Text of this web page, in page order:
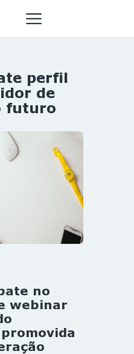
perfil
de
futuro
no
webinar